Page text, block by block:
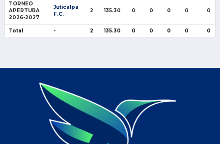
TORNEO
APERTURA
2026-2027
Juticalpa
F.C.
2 135.30 0 0 0 0 0
Total - 2 135.30 0 0 0 0 0